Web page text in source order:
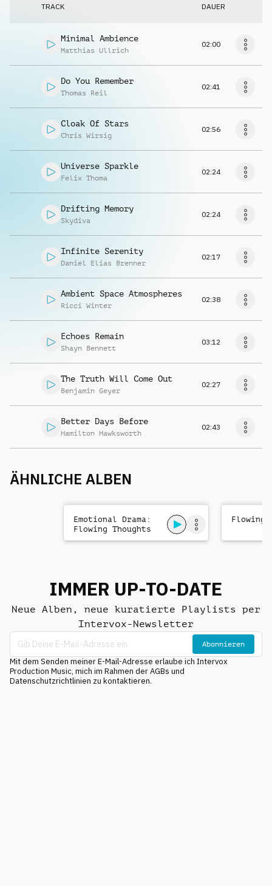
TRACK DAUER
Minimal Ambience
Matthias Ullrich
02:00
Do You Remember
Thomas Reil
02:41
Cloak Of Stars
Chris Wirsig
02:56
Universe Sparkle
Felix Thoma
02:24
Drifting Memory
Skydiva
02:24
Infinite Serenity
Daniel Elias Brenner
02:17
Ambient Space Atmospheres
Ricci Winter
02:38
Echoes Remain
Shayn Bennett
03:12
The Truth Will Come Out
Benjamin Geyer
02:27
Better Days Before
Hamilton Hawksworth
02:43
ÄHNLICHE ALBEN
Emotional Drama:
Flowing Thoughts
Flowing
IMMER UP-TO-DATE
Neue Alben, neue kuratierte Playlists per
Intervox-Newsletter
Abonnieren
Mit dem Senden meiner E-Mail-Adresse erlaube ich Intervox
Production Music, mich im Rahmen der AGBs und
Datenschutzrichtlinien zu kontaktieren.